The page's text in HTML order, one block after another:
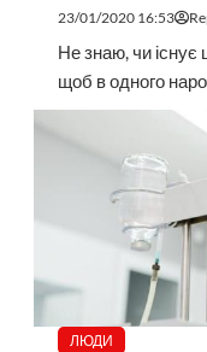
23/01/2020 16:53
Не знаю, чи існує
щоб в одного
ЛЮДИ